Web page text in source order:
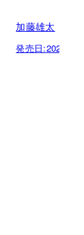
加藤雄太
発売日: